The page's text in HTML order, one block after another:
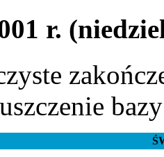
r.
bazy